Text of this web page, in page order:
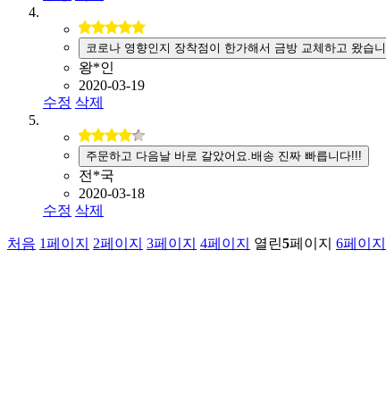
코로나 영향인지 장착점이 한가해서 금방 교체하고 왔습
왕*인
2020-03-19
수정 삭제
주문하고 다음날 바로 갈았어요.배송 진짜 빠릅니다!!!
전*국
2020-03-18
수정 삭제
처음 1페이지 2페이지 3페이지 4페이지 열린5페이지 6페이지